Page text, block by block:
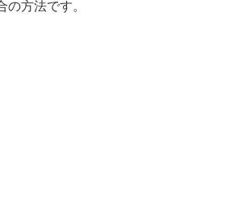
方法です。